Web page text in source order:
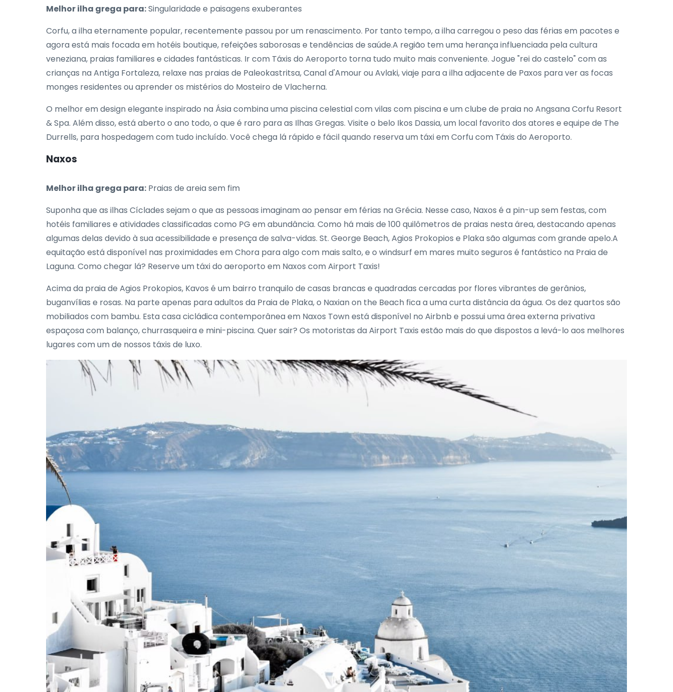
Melhor ilha grega para:Singularidade e paisagens exuberantes
Corfu, a ilha eternamente popular, recentemente passou por um renascimento. Por tanto tempo, a ilha carregou o peso das férias em pacotes e
agora está mais focada em hotéis boutique, refeições saborosas e tendências de saúde.A região tem uma herança influenciada pela cultura
veneziana, praias familiares e cidades fantásticas. Ir com Táxis do Aeroporto torna tudo muito mais conveniente. Jogue "rei do castelo" com as
crianças na Antiga Fortaleza, relaxe nas praias de Paleokastritsa, Canal d'Amour ou Avlaki, viaje para a ilha adjacente de Paxos para ver as focas
monges residentes ou aprender os mistérios do Mosteiro de Vlacherna.
O melhor em design elegante inspirado na Ásia combina uma piscina celestial com vilas com piscina e um clube de praia no Angsana Corfu Resort
& Spa. Além disso, está aberto o ano todo, o que é raro para as Ilhas Gregas. Visite o belo Ikos Dassia, um local favorito dos atores e equipe de The
Durrells, para hospedagem com tudo incluído. Você chega lá rápido e fácil quando reserva um táxi em Corfu com Táxis do Aeroporto.
Naxos
Melhor ilha grega para: Praias de areia sem fim
Suponha que as ilhas Cíclades sejam o que as pessoas imaginam ao pensar em férias na Grécia. Nesse caso, Naxos é a pin-up sem festas, com
hotéis familiares e atividades classificadas como PG em abundância. Como há mais de 100 quilômetros de praias nesta área, destacando apenas
algumas delas devido à sua acessibilidade e presença de salva-vidas. St. George Beach, Agios Prokopios e Plaka são algumas com grande apelo.A
equitação está disponível nas proximidades em Chora para algo com mais salto, e o windsurf em mares muito seguros é fantástico na Praia de
Laguna. Como chegar lá? Reserve um táxi do aeroporto em Naxos com Airport Taxis!
Acima da praia de Agios Prokopios, Kavos é um bairro tranquilo de casas brancas e quadradas cercadas por flores vibrantes de gerânios,
buganvílias e rosas. Na parte apenas para adultos da Praia de Plaka, o Naxian on the Beach fica a uma curta distância da água. Os dez quartos são
mobiliados com bambu. Esta casa cicládica contemporânea em Naxos Town está disponível no Airbnb e possui uma área externa privativa
espaçosa com balanço, churrasqueira e mini-piscina. Quer sair? Os motoristas da Airport Taxis estão mais do que dispostos a levá-lo aos melhores
lugares com um de nossos táxis de luxo.